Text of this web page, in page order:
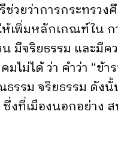
วยว่าการกระทร
เพิ่มหลักเกณฑ์ใน
มีจริยธรรม และ
ไม่ได้ ว่า คำว่า “ข้
รม จริยธรรม ดังนั้
งที่เมืองนอกอย่าง